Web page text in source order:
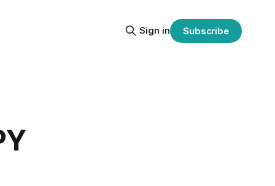
Sign in Subscribe